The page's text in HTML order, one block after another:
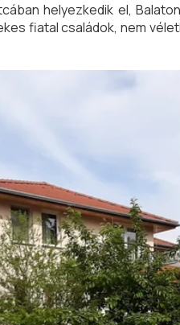
helyezkedik el,
fiatal családok, nem